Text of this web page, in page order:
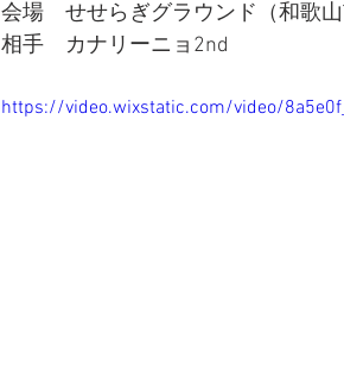
会場　せせらぎグラウンド（和歌山
相手　カナリーニョ2nd
https://video.wixstatic.com/video/